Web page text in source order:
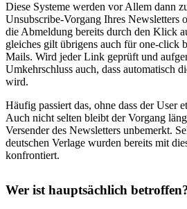
Diese Systeme werden vor Allem dann
Unsubscribe-Vorgang Ihres Newsletters
die Abmeldung bereits durch den Klick
gleiches gilt übrigens auch für one-click
Mails. Wird jeder Link geprüft und
Umkehrschluss auch, dass automatisch
wird.
Häufig passiert das, ohne dass der User
Auch nicht selten bleibt der Vorgang
Versender des Newsletters unbemerkt.
deutschen Verlage wurden bereits mit
konfrontiert.
Wer ist hauptsächlich